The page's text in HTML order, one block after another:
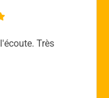
expertise!